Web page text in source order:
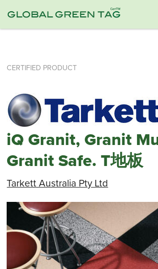
CERTIFIED PRODUCT
iQ Granit, Granit
Granit Safe. T地板
Tarkett Australia Pty Ltd